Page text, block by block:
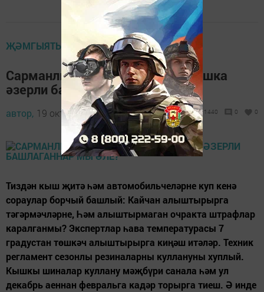
ҖӘМГЫЯТЬ
Сарманлылар машиналарын кышка
әзерли башлаганнар мы әле?
автор, 19 октябрь 2017 - 12:17 1440 0 0
Тиздән кыш җитә һәм автомобильчеләрне куп кенә
сораулар борчый башлый: Кайчан алыштырырга
тәгәрмәчләрне, Һәм алыштырмаган очракта штрафлар
каралганмы? Экспертлар һава температурасы 7
градустан төшкәч алыштырырга киңәш итәләр. Техник
регламент сезонлы резиналарны куллануны хуплый.
Кышкы шиналар куллану мәҗбүри санала һәм ул
декабрь аеннан февральга кадәр торырга тиеш. Ә инде